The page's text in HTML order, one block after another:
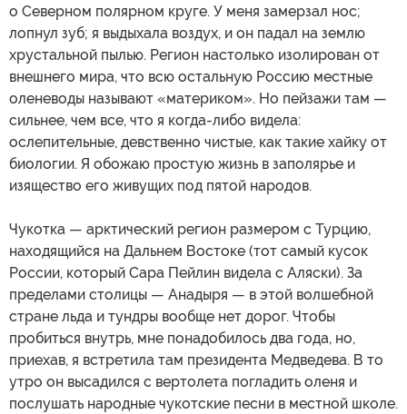
о Северном полярном круге. У меня замерзал нос;
лопнул зуб; я выдыхала воздух, и он падал на землю
хрустальной пылью. Регион настолько изолирован от
внешнего мира, что всю остальную Россию местные
оленеводы называют «материком». Но пейзажи там —
сильнее, чем все, что я когда-либо видела:
ослепительные, девственно чистые, как такие хайку от
биологии. Я обожаю простую жизнь в заполярье и
изящество его живущих под пятой народов.
Чукотка — арктический регион размером с Турцию,
находящийся на Дальнем Востоке (тот самый кусок
России, который Сара Пейлин видела с Аляски). За
пределами столицы — Анадыря — в этой волшебной
стране льда и тундры вообще нет дорог. Чтобы
пробиться внутрь, мне понадобилось два года, но,
приехав, я встретила там президента Медведева. В то
утро он высадился с вертолета погладить оленя и
послушать народные чукотские песни в местной школе.